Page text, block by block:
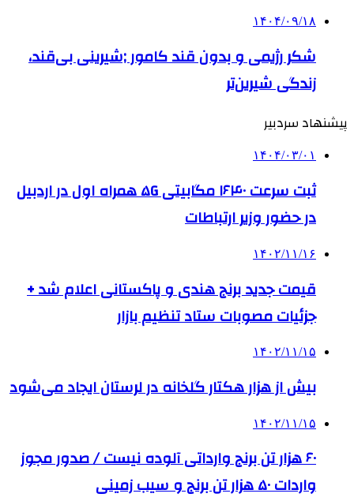
۱۴۰۴/۰۹/۱۸
شکر رژیمی و بدون قند کامور ;شیرینی بی‌قند،
زندگی شیرین‌تر
پیشنهاد سردبیر
۱۴۰۴/۰۳/۰۱
ثبت سرعت ۱۶۴۰ مگابیتی ۵G همراه اول در اردبیل
در حضور وزیر ارتباطات
۱۴۰۲/۱۱/۱۶
قیمت جدید برنج هندی و پاکستانی اعلام شد +
جزئیات مصوبات ستاد تنظیم بازار
۱۴۰۲/۱۱/۱۵
بیش از هزار هکتار گلخانه در لرستان ایجاد می‌شود
۱۴۰۲/۱۱/۱۵
۶۰ هزار تن برنج وارداتی آلوده نیست / صدور مجوز
واردات ۵۰ هزار تن برنج و سیب زمینی